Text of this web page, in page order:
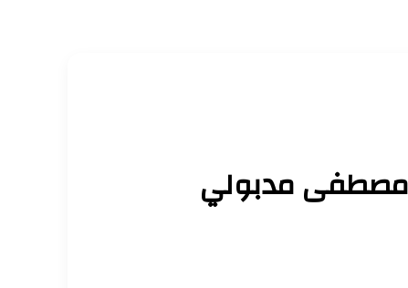
مصطفى مدبولي